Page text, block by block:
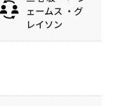
ェームス ・グ
レイソン